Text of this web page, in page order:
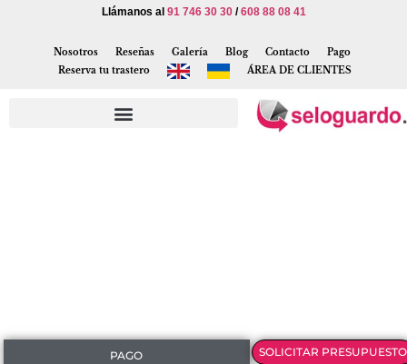
Llámanos al 91 746 30 30/608 88 08 41
Nosotros Reseñas Galería Blog Contacto
Pago
Reserva tu trastero
ÁREA DE CLIENTES
PAGO SOLICITAR PRESUPUESTO